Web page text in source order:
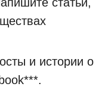
и истории о